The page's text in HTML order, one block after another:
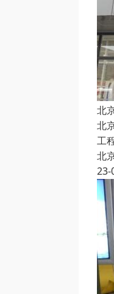
北
北
工
北
23-